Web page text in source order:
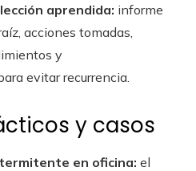
aprendida: informe
acciones tomadas,
y
evitar recurrencia.
y casos
en oficina: el